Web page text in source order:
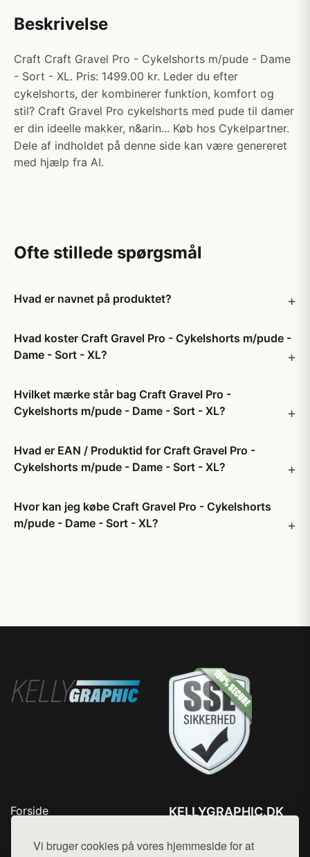
Vi bruger cookies på vores hjemmeside for at
Beskrivelse
Craft Craft Gravel Pro - Cykelshorts m/pude - Dame
- Sort - XL. Pris: 1499.00 kr. Leder du efter
cykelshorts, der kombinerer funktion, komfort og
stil? Craft Gravel Pro cykelshorts med pude til damer
er din ideelle makker, n&arin... Køb hos Cykelpartner.
Dele af indholdet på denne side kan være genereret
med hjælp fra AI.
Ofte stillede spørgsmål
Hvad er navnet på produktet?
Hvad koster Craft Gravel Pro - Cykelshorts m/pude -
Dame - Sort - XL?
Hvilket mærke står bag Craft Gravel Pro -
Cykelshorts m/pude - Dame - Sort - XL?
Hvad er EAN / Produktid for Craft Gravel Pro -
Cykelshorts m/pude - Dame - Sort - XL?
Hvor kan jeg købe Craft Gravel Pro - Cykelshorts
m/pude - Dame - Sort - XL?
Forside
Top Rabatter
KELLYGRAPHIC.DK